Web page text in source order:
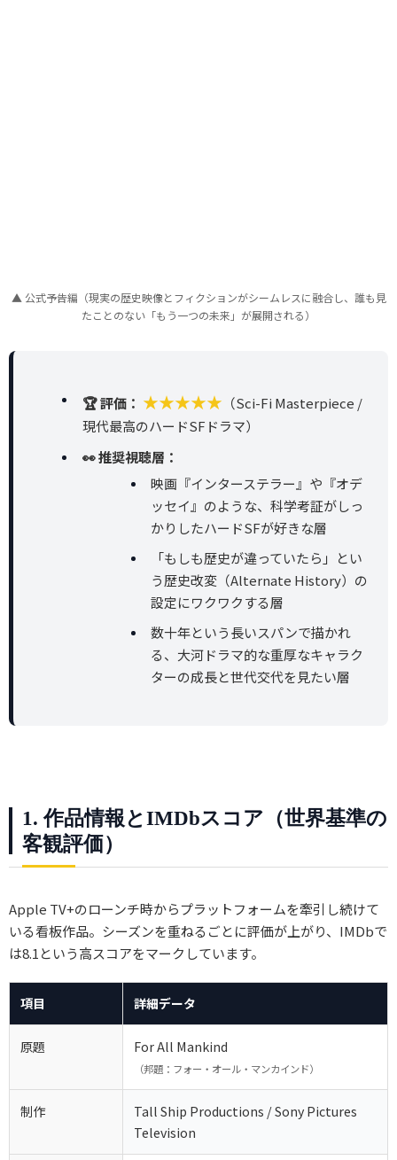
▲ 公式予告編（現実の歴史映像とフィクションがシームレスに融合し、誰も見
たことのない「もう一つの未来」が展開される）
🏆 評価： ★★★★★ （Sci-Fi Masterpiece /
現代最高のハードSFドラマ）
👀 推奨視聴層：
映画『インターステラー』や『オデ
ッセイ』のような、科学考証がしっ
かりしたハードSFが好きな層
「もしも歴史が違っていたら」とい
う歴史改変（Alternate History）の
設定にワクワクする層
数十年という長いスパンで描かれ
る、大河ドラマ的な重厚なキャラク
ターの成長と世代交代を見たい層
1. 作品情報とIMDbスコア（世界基準の
客観評価）
Apple TV+のローンチ時からプラットフォームを牽引し続けて
いる看板作品。シーズンを重ねるごとに評価が上がり、IMDbで
は8.1という高スコアをマークしています。
項目 詳細データ
原題 For All Mankind
（邦題：フォー・オール・マンカインド）
制作
Tall Ship Productions / Sony Pictures
Television